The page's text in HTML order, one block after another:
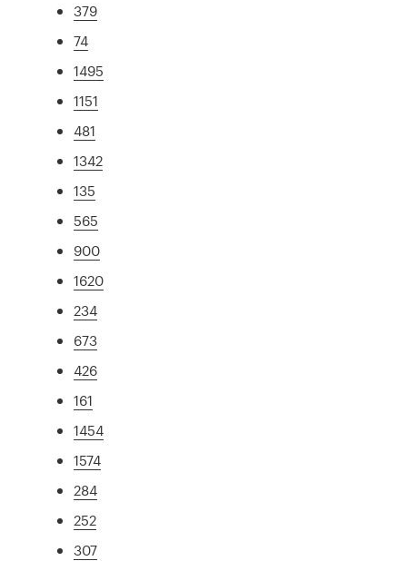
379
74
1495
1151
481
1342
135
565
900
1620
234
673
426
161
1454
1574
284
252
307